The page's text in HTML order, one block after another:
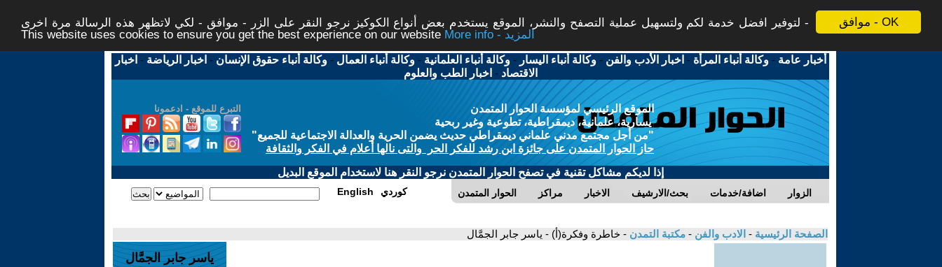
موافق - OK
لتوفير افضل خدمة لكم ولتسهيل عملية التصفح والنشر، الموقع يستخدم بعض أنواع الكوكيز نرجو النقر على الزر - موافق - لكي لاتظهر هذه الرسالة مرة اخرى -
This website uses cookies to ensure you get the best experience on our website
More info - المزيد
أخبار عامة -وكالة أنباء المرأة - اخبار الأدب والفن -وكالة أنباء اليسار -وكالة أنباء العلمانية -وكالة أنباء العمال -وكالة أنباء حقوق الإنسان - اخبار الرياضة - اخبار
الاقتصاد - اخبار الطب والعلوم
التبرع للموقع - ادعمونا
الموقع الرئيسي لمؤسسة الحوار المتمدن
يسارية، علمانية، ديمقراطية، تطوعية وغير ربحية
"من أجل مجتمع مدني علماني ديمقراطي حديث يضمن الحرية والعدالة الاجتماعية للجميع"
حاز الحوار المتمدن على جائزة ابن رشد للفكر الحر والتى نالها أعلام في الفكر والثقافة
إذا لديكم مشاكل تقنية في تصفح الحوار المتمدن نرجو النقر هنا لاستخدام الموقع البديل
الحوار المتمدن مراكز الاخبار بحث/الارشيف اضافة/خدمات الزوار English كوردي
الصفحة الرئيسية - الادب والفن - مكتبة التمدن - خاطرة وفكرة(أ) - ياسر جابر الجمَّال
ياسر جابر الجمَّال